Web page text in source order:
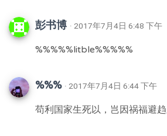
彭书博 · 2017年7月4日 6:48 下午
%%%%%litble%%%%%
%%% · 2017年7月4日 6:44 下午
苟利国家生死以，岂因祸福避